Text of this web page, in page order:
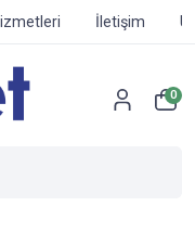
İletişim
0